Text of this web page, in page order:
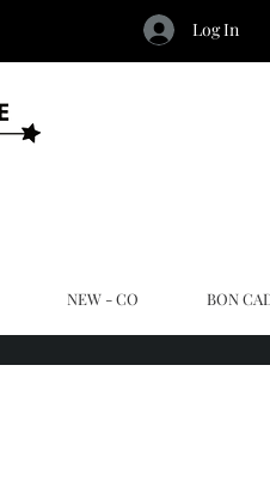
Log In
NEW - CO BON